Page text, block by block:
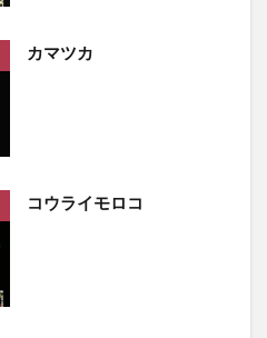
カマツカ
コウライモロコ